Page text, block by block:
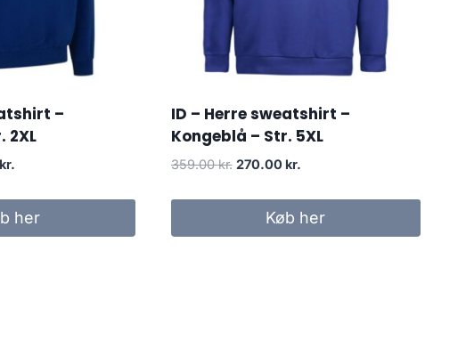
–
2XL
kr.
270.00 kr..
her
ID – Herre sweatshirt –
Kongeblå – Str. 5XL
359.00kr. Original
359.00 kr..
270.00 kr.Current
270.00 kr..
Køb her